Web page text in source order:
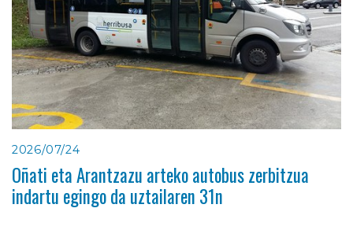
2026/07/24
Oñati eta Arantzazu arteko autobus zerbitzua
indartu egingo da uztailaren 31n